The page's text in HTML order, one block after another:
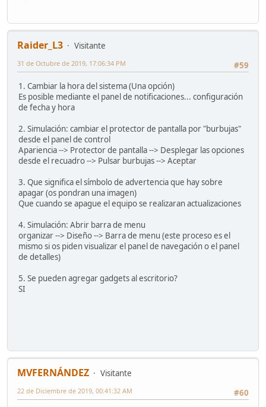
Raider_L3
Visitante
#59
31 de Octubre de 2019, 17:06:34 PM
1. Cambiar la hora del sistema (Una opción)
Es posible mediante el panel de notificaciones... configuración
de fecha y hora
2. Simulación: cambiar el protector de pantalla por "burbujas"
desde el panel de control
Apariencia --> Protector de pantalla --> Desplegar las opciones
desde el recuadro --> Pulsar burbujas --> Aceptar
3. Que significa el símbolo de advertencia que hay sobre
apagar (os pondran una imagen)
Que cuando se apague el equipo se realizaran actualizaciones
4. Simulación: Abrir barra de menu
organizar --> Diseño --> Barra de menu (este proceso es el
mismo si os piden visualizar el panel de navegación o el panel
de detalles)
5. Se pueden agregar gadgets al escritorio?
SI
MVFERNÁNDEZ
Visitante
#60
22 de Diciembre de 2019, 00:41:32 AM